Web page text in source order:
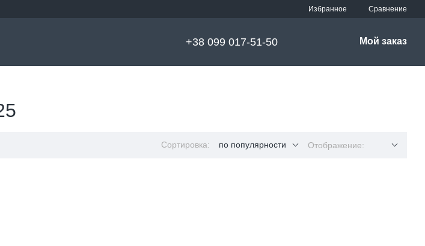
Избранное Сравнение
+38 099 017-51-50 Мой заказ
Сортировка: по популярности Отображение: